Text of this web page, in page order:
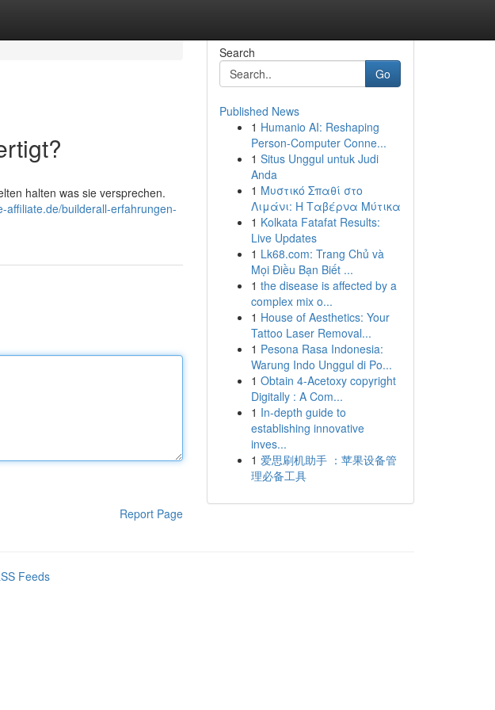
halten was sie versprechen.
affiliate.de/builderall-erfahrungen-
Report Page
Search
Go
Published News
1 Humanio AI: Reshaping
Person-Computer Conne...
1 Situs Unggul untuk Judi
Anda
1 Μυστικό Σπαθί στο
Λιμάνι: Η Ταβέρνα Μύτικα
1 Kolkata Fatafat Results:
Live Updates
1 Lk68.com: Trang Chủ và
Mọi Điều Bạn Biết ...
1 the disease is affected by a
complex mix o...
1 House of Aesthetics: Your
Tattoo Laser Removal...
1 Pesona Rasa Indonesia:
Warung Indo Unggul di Po...
1 Obtain 4-Acetoxy copyright
Digitally : A Com...
1 In-depth guide to
establishing innovative
inves...
1 爱思刷机助手 ：苹果设备管
理必备工具
Feeds